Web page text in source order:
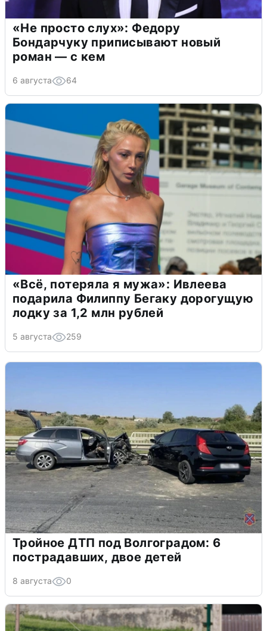
«Не просто слух»: Федору
Бондарчуку приписывают новый
роман — с кем
6 августа 64
«Всё, потеряла я мужа»: Ивлеева
подарила Филиппу Бегаку дорогущую
лодку за 1,2 млн рублей
5 августа 259
Тройное ДТП под Волгоградом: 6
пострадавших, двое детей
8 августа 0